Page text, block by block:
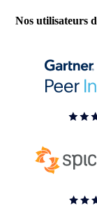
Nos utilisateurs